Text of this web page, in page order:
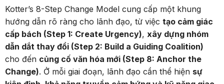
Kotter’s 8-Step Change Model cung cấp một khung
hướng dẫn rõ ràng cho lãnh đạo, từ việc tạo cảm giác
cấp bách (Step 1: Create Urgency), xây dựng nhóm
dẫn dắt thay đổi (Step 2: Build a Guiding Coalition)
cho đến củng cố văn hóa mới (Step 8: Anchor the
Change). Ở mỗi giai đoạn, lãnh đạo cần thể hiện sự